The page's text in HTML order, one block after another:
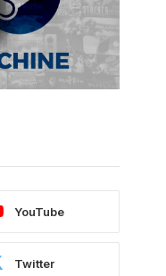
YouTube
Twitter